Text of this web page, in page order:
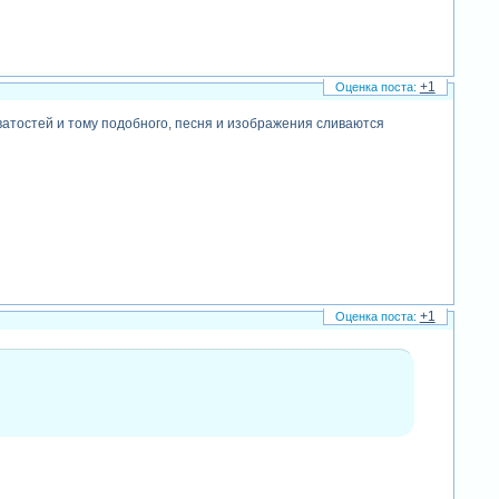
и тому подобного, песня и изображения сливаются
+1
+1